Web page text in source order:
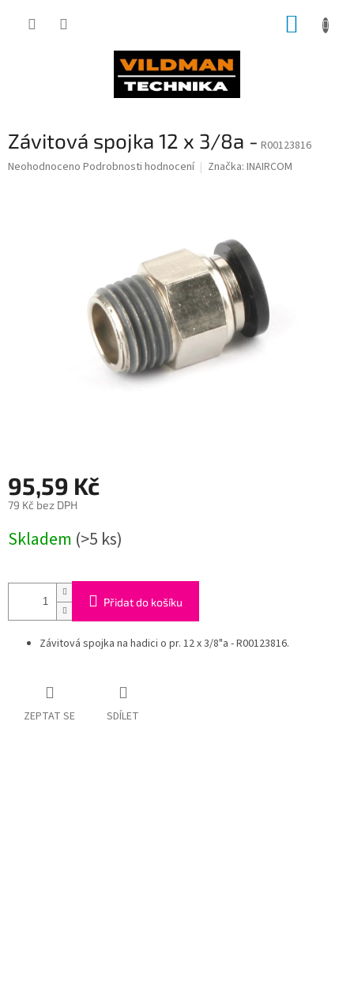
Závitová spojka 12 x 3/8a - R00123816
Průměrné
Neohodnoceno Podrobnosti hodnocení Značka: INAIRCOM
95,59 Kč
79 Kč bez DPH
cena:
Skladem (>5 ks)
Přidat do košíku
Závitová spojka na hadici o pr. 12 x 3/8"a - R00123816.
ZEPTAT SE SDÍLET